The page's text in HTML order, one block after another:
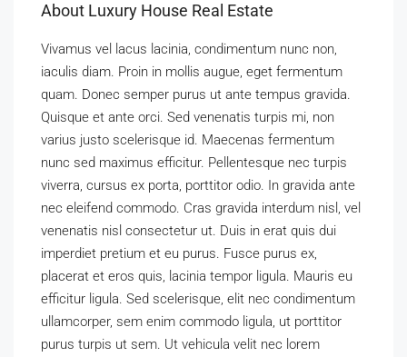
About Luxury House Real Estate
Vivamus vel lacus lacinia, condimentum nunc non,
iaculis diam. Proin in mollis augue, eget fermentum
quam. Donec semper purus ut ante tempus gravida.
Quisque et ante orci. Sed venenatis turpis mi, non
varius justo scelerisque id. Maecenas fermentum
nunc sed maximus efficitur. Pellentesque nec turpis
viverra, cursus ex porta, porttitor odio. In gravida ante
nec eleifend commodo. Cras gravida interdum nisl, vel
venenatis nisl consectetur ut. Duis in erat quis dui
imperdiet pretium et eu purus. Fusce purus ex,
placerat et eros quis, lacinia tempor ligula. Mauris eu
efficitur ligula. Sed scelerisque, elit nec condimentum
ullamcorper, sem enim commodo ligula, ut porttitor
purus turpis ut sem. Ut vehicula velit nec lorem